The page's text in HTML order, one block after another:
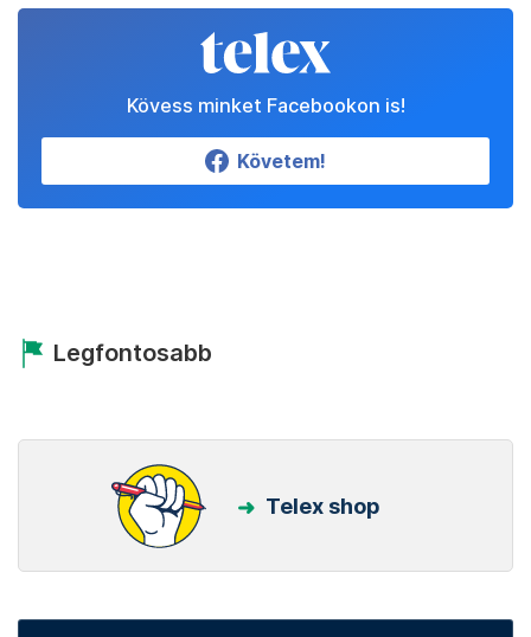
Kövess minket Facebookon is!
Követem!
Legfontosabb
Telex shop